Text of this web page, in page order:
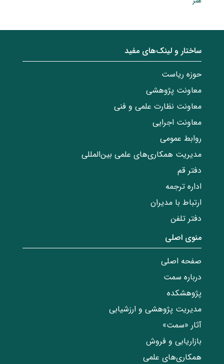
ساختار‌‌ و‌‌ لینک‌های مفید
حوزه ریاست
معاونت پژوهشی
معاونت نظارت علمی و فنی
معاونت اجرایی
روابط عمومی
مدیریت همکاری‌های علمی بین‌المللی
دفتر قم
اداره ترجمه
ارتباط با مدیران
دفتر تلفن
منوی اصلی
صفحه اصلی
درباره سمت
پژوهشکده
مدیریت پژوهشی و ارزشیابی
آثار «سمت»
بازاریابی و فروش
همکاری‌های علمی